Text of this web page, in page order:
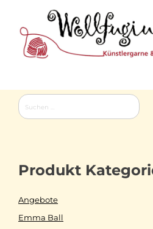
content
Suchen
nach:
Produkt
Angebote
Emma Ball